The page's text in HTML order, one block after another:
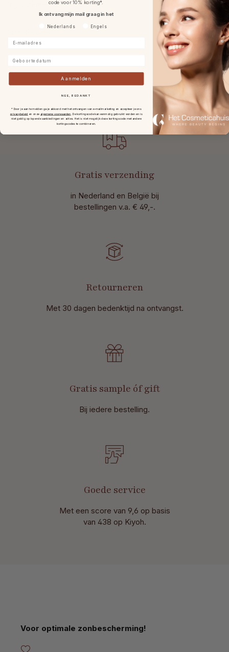
Ingrediënten
Reviews
Gratis verzending
in Nederland en België bij
bestellingen v.a. € 49,-.
Retourneren
Met 30 dagen bedenktijd na ontvangst.
Gratis sample óf gift
Bij iedere bestelling.
Goede service
Met een score van 9,6 op basis
van 438 op Kiyoh.
Productgalerij overslaan
Voor optimale zonbescherming!
code voor 10% korting*.
Ik ontvang mijn mail graag in het
Voorkeurtaal
Nederlands Engels
Aanmelden
NEE, BEDANKT
* Door je aan te melden ga je akkoord met het ontvangen van e-mailmarketing en accepteer je ons
privacybeleid en onze algemene voorwaarden .De kortingscode kan eenmalig gebruikt worden en is
niet geldig op lopende aanbiedingen en acties. Het is niet mogelijk deze kortingscode met andere
kortingscodes te combineren.